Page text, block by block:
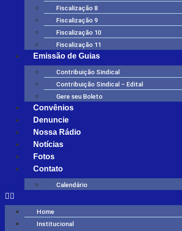
Fiscalização 8
Fiscalização 9
Fiscalização 10
Fiscalização 11
Emissão de Guias
Contribuição Sindical
Contribuição Sindical – Edital
Gere seu Boleto
Convênios
Denuncie
Nossa Rádio
Notícias
Fotos
Contato
Calendário
Home
Institucional